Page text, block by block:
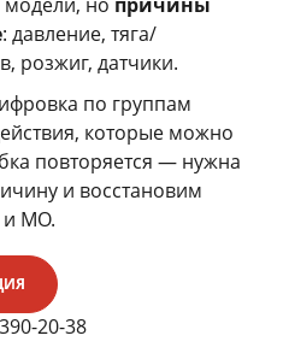
: давление, тяга/
розжиг, датчики.
по группам
которые можно
повторяется — нужна
и восстановим
и МО.
20-38